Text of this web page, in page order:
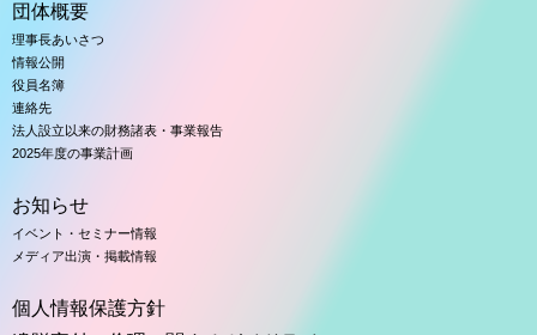
団体概要
理事長あいさつ
情報公開
役員名簿
連絡先
法人設立以来の財務諸表・事業報告
2025年度の事業計画
お知らせ
イベント・セミナー情報
メディア出演・掲載情報
個人情報保護方針